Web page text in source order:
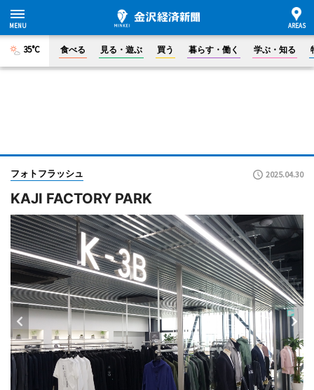
35°C 食べる 見る・遊ぶ 買う 暮らす・働く 学ぶ・知る
フォトフラッシュ 2025.04.30
KAJI FACTORY PARK